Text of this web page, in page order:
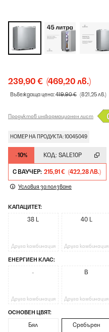
239,90 € (469,20 лв.)
Въвеждаща цена:419,90 € (821,25 лв.)
Продуктов информационен лист
НОМЕР НА ПРОДУКТА: 10045049
-10% КОД: SALE10P
С ВАУЧЕР: 215,91 € (422,28 ЛВ.)
Условия за ползване
КАПАЦИТЕТ:
38 L
Друга комбинация
40 L
Друга комбинация
ЕНЕРГИЕН КЛАС:
-
Друга комбинация
B
Друга комбинация
ОСНОВЕН ЦВЯТ:
Бял Сребърен